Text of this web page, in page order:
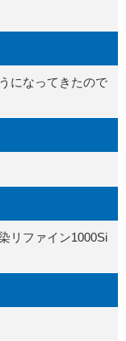
になってきたので
リファイン1000Si